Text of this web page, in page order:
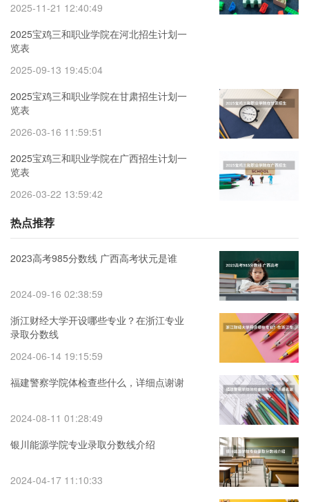
2025-11-21 12:40:49
2025宝鸡三和职业学院在河北招生计划一
览表
2025-09-13 19:45:04
2025宝鸡三和职业学院在甘肃招生计划一
览表
2026-03-16 11:59:51
2025宝鸡三和职业学院在广西招生计划一
览表
2026-03-22 13:59:42
热点推荐
2023高考985分数线 广西高考状元是谁
2024-09-16 02:38:59
浙江财经大学开设哪些专业？在浙江专业
录取分数线
2024-06-14 19:15:59
福建警察学院体检查些什么，详细点谢谢
2024-08-11 01:28:49
银川能源学院专业录取分数线介绍
2024-04-17 11:10:33